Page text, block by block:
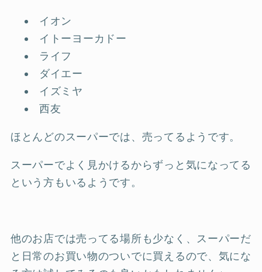
イオン
イトーヨーカドー
ライフ
ダイエー
イズミヤ
西友
ほとんどのスーパーでは、売ってるようです。
スーパーでよく見かけるからずっと気になってる
という方もいるようです。
他のお店では売ってる場所も少なく、スーパーだ
と日常のお買い物のついでに買えるので、気にな